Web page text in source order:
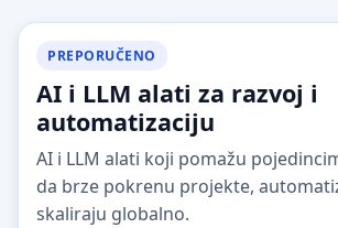
PREPORUČENO
AI i LLM alati za razvoj i
automatizaciju
AI i LLM alati koji pomažu
da brze pokrenu projekte,
skaliraju globalno.